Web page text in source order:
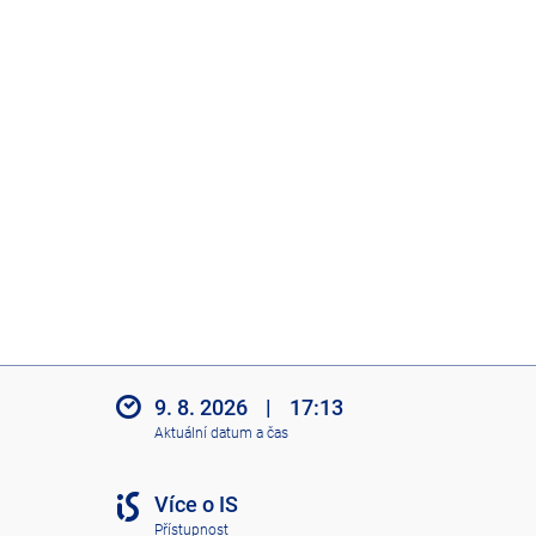
9. 8. 2026 | 17:13
Aktuální datum a čas
Více o IS
Přístupnost